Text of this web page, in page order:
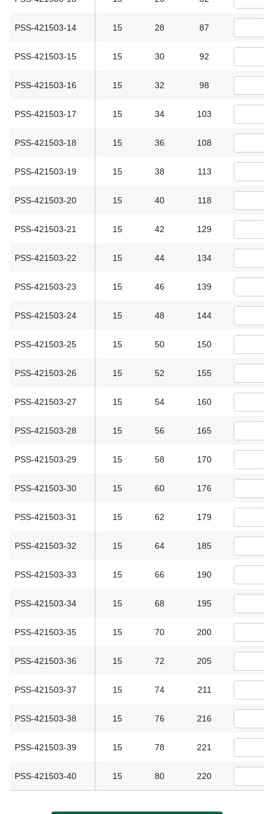
PSS-421503-14 15 28 87
PSS-421503-15 15 30 92
PSS-421503-16 15 32 98
PSS-421503-17 15 34 103
PSS-421503-18 15 36 108
PSS-421503-19 15 38 113
PSS-421503-20 15 40 118
PSS-421503-21 15 42 129
PSS-421503-22 15 44 134
PSS-421503-23 15 46 139
PSS-421503-24 15 48 144
PSS-421503-25 15 50 150
PSS-421503-26 15 52 155
PSS-421503-27 15 54 160
PSS-421503-28 15 56 165
PSS-421503-29 15 58 170
PSS-421503-30 15 60 176
PSS-421503-31 15 62 179
PSS-421503-32 15 64 185
PSS-421503-33 15 66 190
PSS-421503-34 15 68 195
PSS-421503-35 15 70 200
PSS-421503-36 15 72 205
PSS-421503-37 15 74 211
PSS-421503-38 15 76 216
PSS-421503-39 15 78 221
PSS-421503-40 15 80 220